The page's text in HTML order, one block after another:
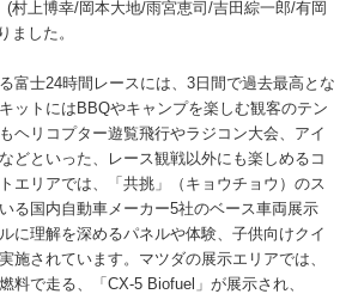
(村上博幸/岡本大地/雨宮恵司/吉田綜一郎/有岡
ました。
富士24時間レースには、3日間で過去最高とな
ットにはBBQやキャンプを楽しむ観客のテン
ヘリコプター遊覧飛行やラジコン大会、アイ
どといった、レース観戦以外にも楽しめるコ
エリアでは、「共挑」（キョウチョウ）のス
る国内自動車メーカー5社のベース車両展示
に理解を深めるパネルや体験、子供向けクイ
施されています。マツダの展示エリアでは、
料で走る、「CX-5 Biofuel」が展示され、